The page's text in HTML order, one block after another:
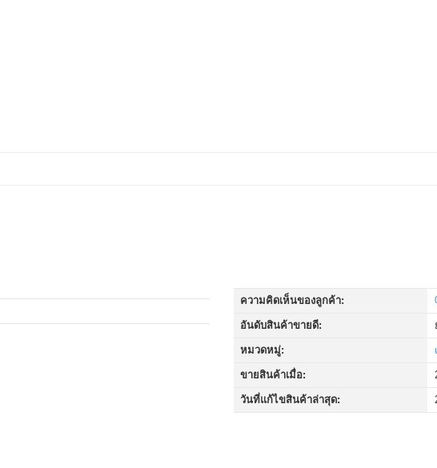
ความคิดเห็นของลูกค้า:
อันดับสินค้าขายดี:
หมวดหมู่:
ขายสินค้าเมื่อ:
วันที่แก้ไขสินค้าล่าสุด: